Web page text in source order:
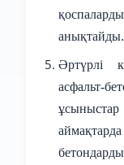
анықтайды.
Әртүрлі
асфальт-
ұсыныстар